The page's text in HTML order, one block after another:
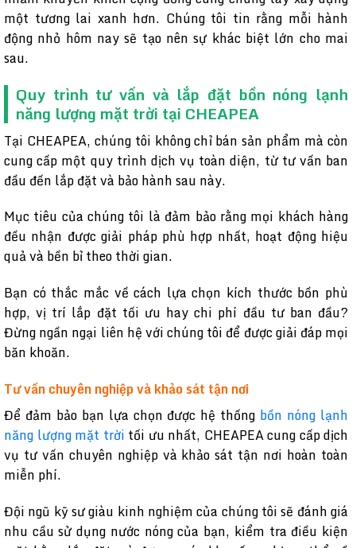
một tương lai xanh hơn. Chúng tôi tin rằng mỗi hành
động nhỏ hôm nay sẽ tạo nên sự khác biệt lớn cho mai
sau.
Quy trình tư vấn và lắp đặt bồn nóng lạnh
năng lượng mặt trời tại CHEAPEA
Tại CHEAPEA, chúng tôi không chỉ bán sản phẩm mà còn
cung cấp một quy trình dịch vụ toàn diện, từ tư vấn ban
đầu đến lắp đặt và bảo hành sau này.
Mục tiêu của chúng tôi là đảm bảo rằng mọi khách hàng
đều nhận được giải pháp phù hợp nhất, hoạt động hiệu
quả và bền bỉ theo thời gian.
Bạn có thắc mắc về cách lựa chọn kích thước bồn phù
hợp, vị trí lắp đặt tối ưu hay chi phí đầu tư ban đầu?
Đừng ngần ngại liên hệ với chúng tôi để được giải đáp mọi
băn khoăn.
Tư vấn chuyên nghiệp và khảo sát tận nơi
Để đảm bảo bạn lựa chọn được hệ thống bồn nóng lạnh
năng lượng mặt trời tối ưu nhất, CHEAPEA cung cấp dịch
vụ tư vấn chuyên nghiệp và khảo sát tận nơi hoàn toàn
miễn phí.
Đội ngũ kỹ sư giàu kinh nghiệm của chúng tôi sẽ đánh giá
nhu cầu sử dụng nước nóng của bạn, kiểm tra điều kiện